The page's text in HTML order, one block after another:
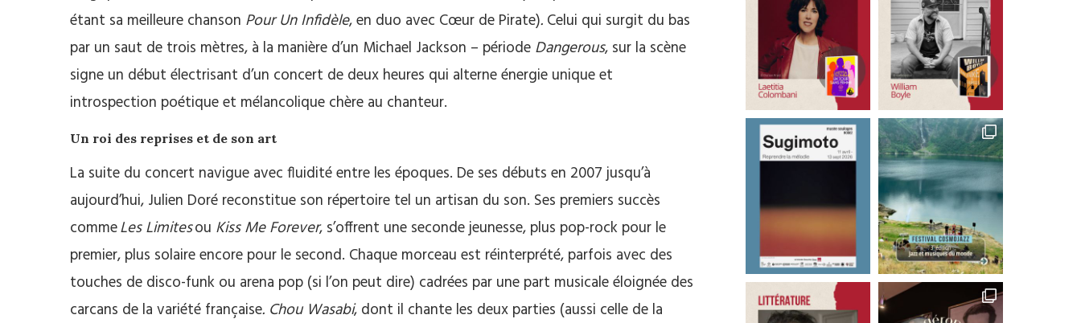
étant sa meilleure chanson Pour Un Infidèle, en duo avec Cœur de Pirate). Celui qui surgit du bas
par un saut de trois mètres, à la manière d’un Michael Jackson – période Dangerous, sur la scène
signe un début électrisant d’un concert de deux heures qui alterne énergie unique et
introspection poétique et mélancolique chère au chanteur.
Un roi des reprises et de son art
La suite du concert navigue avec fluidité entre les époques. De ses débuts en 2007 jusqu’à
aujourd’hui, Julien Doré reconstitue son répertoire tel un artisan du son. Ses premiers succès
commeLes Limitesou Kiss Me Forever, s’offrent une seconde jeunesse, plus pop-rock pour le
premier, plus solaire encore pour le second. Chaque morceau est réinterprété, parfois avec des
touches de disco-funk ou arena pop (si l’on peut dire) cadrées par une part musicale éloignée des
carcans de la variété française. Chou Wasabi, dont il chante les deux parties (aussi celle de la